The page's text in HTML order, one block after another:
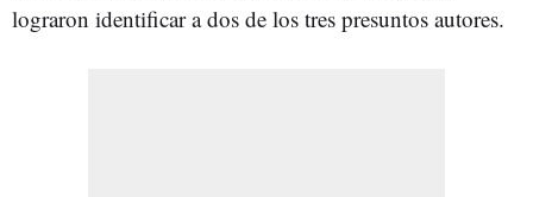
lograron identificar a dos de los tres presuntos autores.